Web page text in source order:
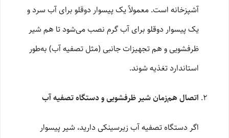
آشپزخانه است. معمولاً یک پیسوار دوقلو برای آب سرد و
یک پیسوار دوقلو برای آب گرم نصب می‌شود تا هم شیر
ظرفشویی و هم تجهیزات جانبی (مثل تصفیه آب) به‌طور
استاندارد تغذیه شوند.
اتصال هم‌زمان شیر ظرفشویی و دستگاه تصفیه آب
اگر دستگاه تصفیه آب زیرسینکی دارید، شیر پیسوار